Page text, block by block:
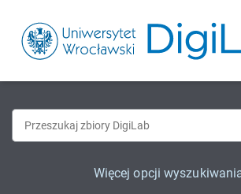
Więcej opcji